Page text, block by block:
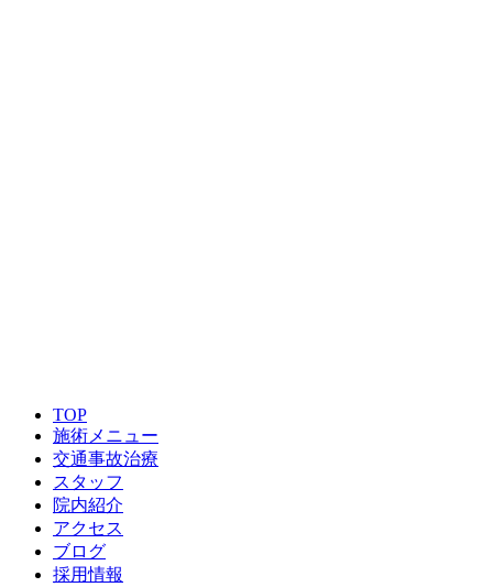
TOP
施術メニュー
交通事故治療
スタッフ
院内紹介
アクセス
ブログ
採用情報